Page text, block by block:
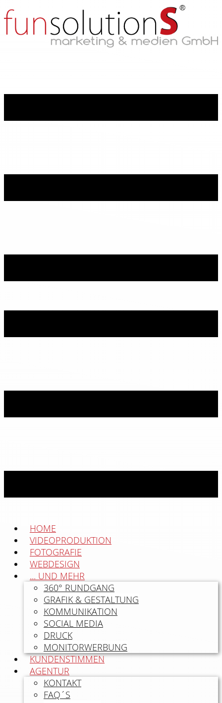
HOME
VIDEOPRODUKTION
FOTOGRAFIE
WEBDESIGN
... UND MEHR
360° RUNDGANG
GRAFIK & GESTALTUNG
KOMMUNIKATION
SOCIAL MEDIA
DRUCK
MONITORWERBUNG
KUNDENSTIMMEN
AGENTUR
KONTAKT
FAQ´S